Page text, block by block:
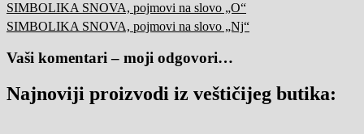
SIMBOLIKA SNOVA, pojmovi na slovo „O“
SIMBOLIKA SNOVA, pojmovi na slovo „Nj“
Vaši komentari – moji odgovori…
Najnoviji proizvodi iz veštičijeg butika: